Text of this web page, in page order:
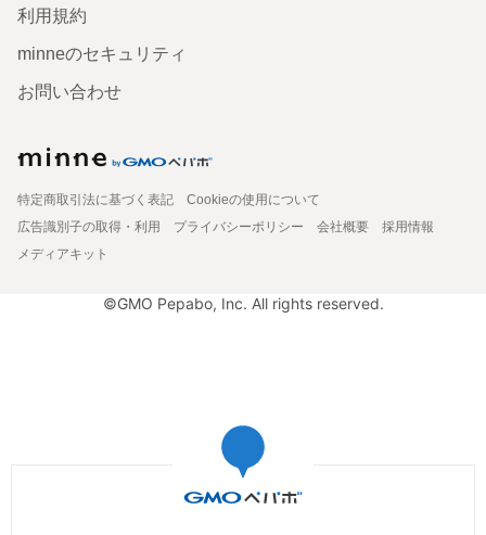
利用規約
minneのセキュリティ
お問い合わせ
特定商取引法に基づく表記
Cookieの使用について
広告識別子の取得・利用
プライバシーポリシー 会社概要
採用情報
メディアキット
©GMO Pepabo, Inc. All rights reserved.